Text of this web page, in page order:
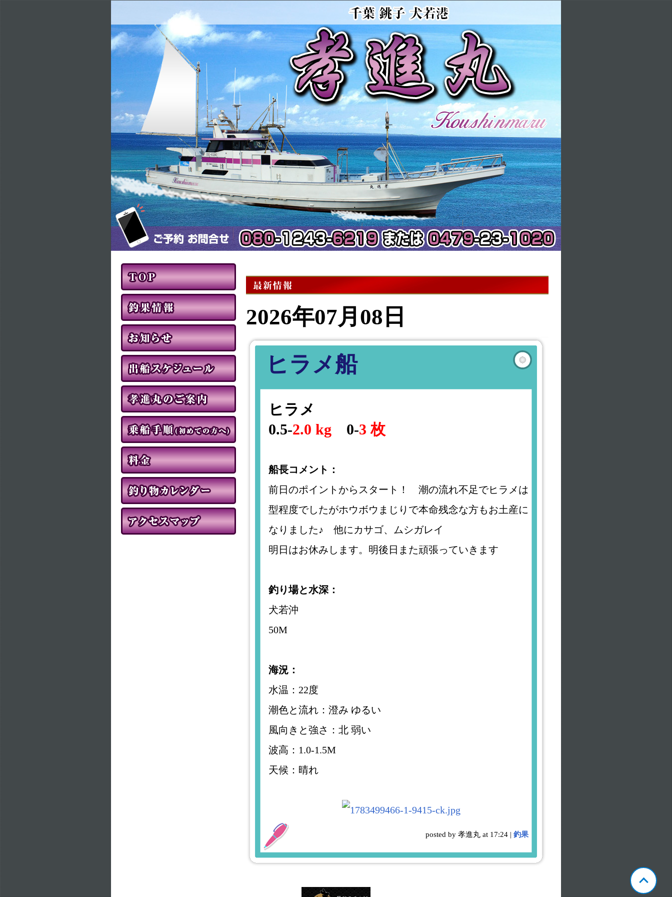
2026年07月08日
ヒラメ船
ヒラメ
0.5-2.0 kg 0-3 枚
船長コメント：
前日のポイントからスタート！ 潮の流れ不足でヒラメは
型程度でしたがホウボウまじりで本命残念な方もお土産に
なりました♪ 他にカサゴ、ムシガレイ
明日はお休みします。明後日また頑張っていきます
釣り場と水深：
犬若沖
50M
海況：
水温：22度
潮色と流れ：澄み ゆるい
風向きと強さ：北 弱い
波高：1.0-1.5M
天候：晴れ
posted by 孝進丸 at 17:24 | 釣果